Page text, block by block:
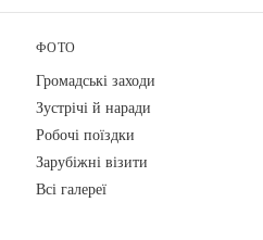
ФОТО
Громадські заходи
Зустрічі й наради
Робочі поїздки
Зарубіжні візити
Всі галереї